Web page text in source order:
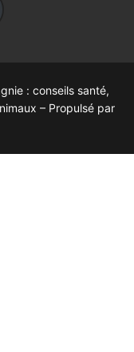
: conseils santé,
– Propulsé par